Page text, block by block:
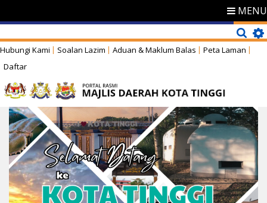
MENU
Hubungi Kami Soalan Lazim Aduan & Maklum Balas
Peta Laman
Daftar